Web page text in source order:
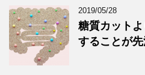
2019/05/28
糖質カット
することが